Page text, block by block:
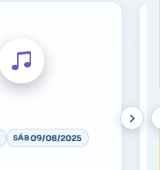
SÁB09/08/2025